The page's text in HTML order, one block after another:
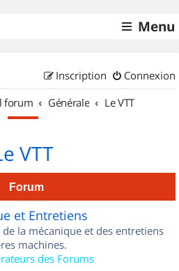
Menu
Connexion
Inscription
forum Générale Le VTT
VTT
Forum
et Entretiens
la mécanique et des entretiens
machines.
des Forums